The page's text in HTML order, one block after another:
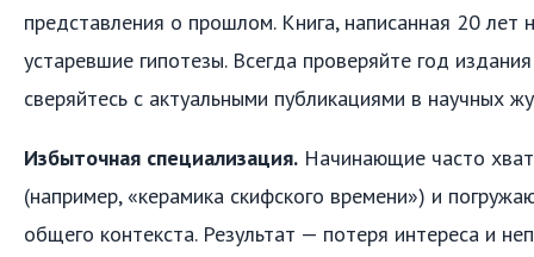
представления о прошлом. Книга, написанная 20
устаревшие гипотезы. Всегда проверяйте год
сверяйтесь с актуальными публикациями в научных
Избыточная специализация. Начинающие часто
(например, «керамика скифского времени») и
общего контекста. Результат — потеря интереса и